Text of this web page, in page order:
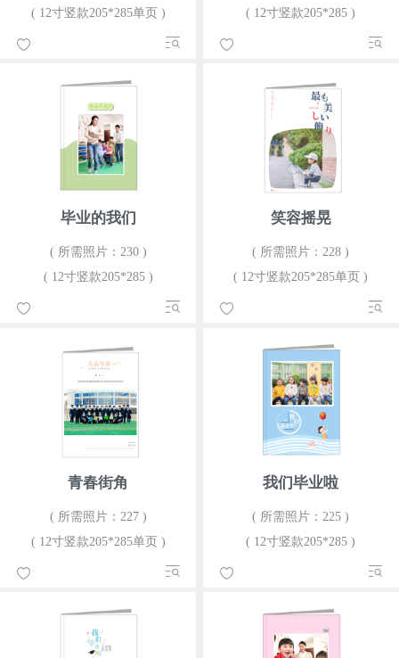
( 12寸竖款205*285单页 )
( 12寸竖款205*285 )
毕业的我们
( 所需照片：230 )
( 12寸竖款205*285 )
笑容摇晃
( 所需照片：228 )
( 12寸竖款205*285单页 )
青春街角
( 所需照片：227 )
( 12寸竖款205*285单页 )
我们毕业啦
( 所需照片：225 )
( 12寸竖款205*285 )